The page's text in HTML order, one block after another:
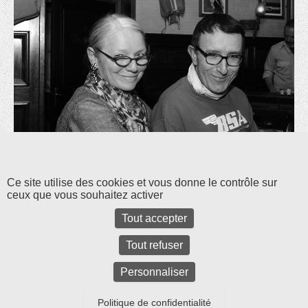
Les commentaires et les rétroliens sont fermés pour l'instant.
Ce site utilise des cookies et vous donne le contrôle sur
ceux que vous souhaitez activer
Tout accepter
Tout refuser
Personnaliser
Politique de confidentialité